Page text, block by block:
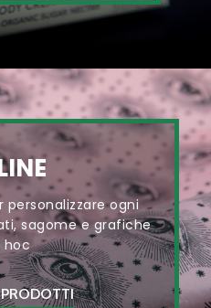
ogni
sagome e grafiche
hoc